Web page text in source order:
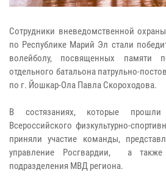
Сотрудники вневедомственной
по Республике Марий Эл стали
волейболу, посвященных памяти
отдельного батальона патрульно-
по г. Йошкар-Ола Павла Скороходова.
В состязаниях, которые
Всероссийского физкультурно-
приняли участие команды,
управление Росгвардии, а
подразделения МВД региона.